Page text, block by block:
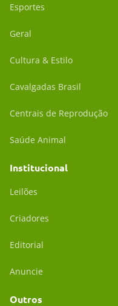
Esportes
Geral
Cultura & Estilo
Cavalgadas Brasil
Centrais de Reprodução
Saúde Animal
Institucional
Leilões
Criadores
Editorial
Anuncie
Outros